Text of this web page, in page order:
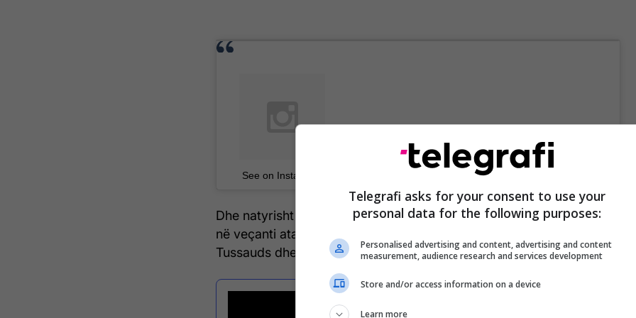
See on Instagram
Dhe natyrisht se një sukses i tillë i bën krenarë të gjithë shqiptarët, e
në veçanti ata që iu jepet mundësia që ta vizitojnë muzeun Madame
Tussauds dhe ta shohin figurën e Duas.
Telegrafi asks for your consent to use your
personal data for the following purposes:
Personalised advertising and content, advertising and content
measurement, audience research and services development
Store and/or access information on a device
Learn more